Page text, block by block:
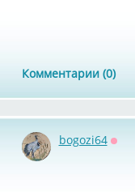
Комментарии (0)
bogozi64